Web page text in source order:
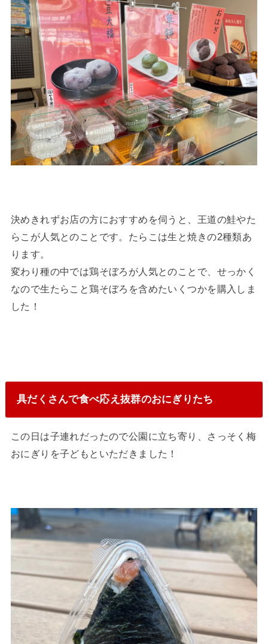
決めきれずお店の方におすすめを伺うと、王道の鮭やた
らこが人気とのことです。たらこは生と焼きの2種類あ
ります。
変わり種の中では鶏そぼろが人気とのことで、せっかく
なので生たらこと鶏そぼろを含めたいくつかを購入しま
した！
具だくさんで食べ応え抜群のおにぎりたち
この日は子連れだったので公園に立ち寄り、さっそく梅
おにぎりを子どもといただきました！